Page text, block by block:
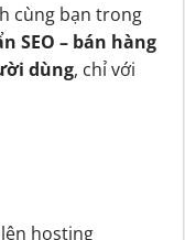
cùng bạn trong
SEO – bán hàng
dùng, chỉ với
hosting